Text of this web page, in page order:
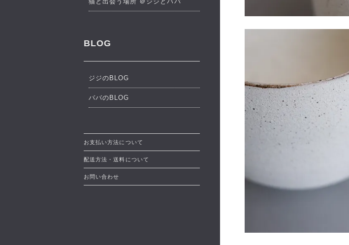
BLOG
ジジのBLOG
ババのBLOG
お支払い方法について
配送方法・送料について
お問い合わせ